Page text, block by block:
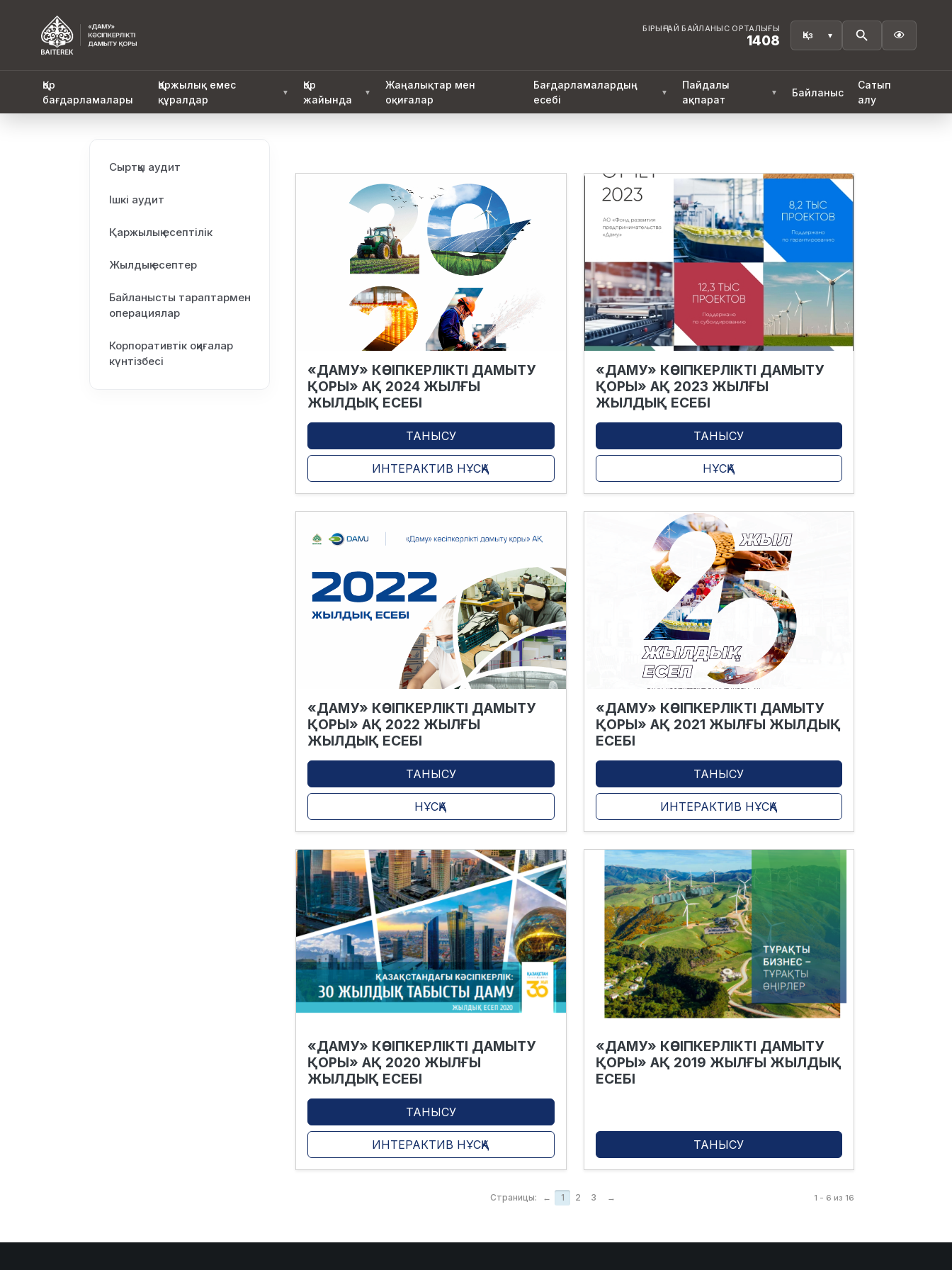
БІРЫҢҒАЙ БАЙЛАНЫС ОРТАЛЫҒЫ
1408 
Қор
бағдарламалары
Қаржылық емес
құралдар
▼
Қор
жайында
▼
Жаңалықтар мен
оқиғалар
Бағдарламалардың
есебі
▼
Пайдалы
ақпарат
▼ Байланыс
Сатып
алу
Сыртқы аудит
Ішкі аудит
Қаржылық есептілік
Жылдық есептер
Байланысты тараптармен
операциялар
Корпоративтік оқиғалар
күнтізбесі
«ДАМУ» КӘСІПКЕРЛІКТІ ДАМЫТУ
ҚОРЫ» АҚ 2024 ЖЫЛҒЫ
ЖЫЛДЫҚ ЕСЕБІ
ТАНЫСУ
ИНТЕРАКТИВ НҰСҚА
«ДАМУ» КӘСІПКЕРЛІКТІ ДАМЫТУ
ҚОРЫ» АҚ 2023 ЖЫЛҒЫ
ЖЫЛДЫҚ ЕСЕБІ
ТАНЫСУ
НҰСҚА
«ДАМУ» КӘСІПКЕРЛІКТІ ДАМЫТУ
ҚОРЫ» АҚ 2022 ЖЫЛҒЫ
ЖЫЛДЫҚ ЕСЕБІ
ТАНЫСУ
НҰСҚА
«ДАМУ» КӘСІПКЕРЛІКТІ ДАМЫТУ
ҚОРЫ» АҚ 2021 ЖЫЛҒЫ ЖЫЛДЫҚ
ЕСЕБІ
ТАНЫСУ
ИНТЕРАКТИВ НҰСҚА
«ДАМУ» КӘСІПКЕРЛІКТІ ДАМЫТУ
ҚОРЫ» АҚ 2020 ЖЫЛҒЫ
ЖЫЛДЫҚ ЕСЕБІ
ТАНЫСУ
ИНТЕРАКТИВ НҰСҚА
«ДАМУ» КӘСІПКЕРЛІКТІ ДАМЫТУ
ҚОРЫ» АҚ 2019 ЖЫЛҒЫ ЖЫЛДЫҚ
ЕСЕБІ
ТАНЫСУ
1 - 6 из 16
Страницы: ← 1 2 3 →